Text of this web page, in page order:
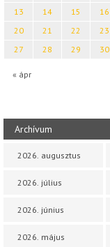
« ápr
13
14 15 16
20
21 22 23
27
28 29 30
Archívum
2026. augusztus
2026. július
2026. június
2026. május